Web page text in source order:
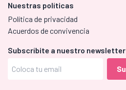
Nuestras políticas
Política de privacidad
Acuerdos de convivencia
Subscríbite a nuestro newsletter